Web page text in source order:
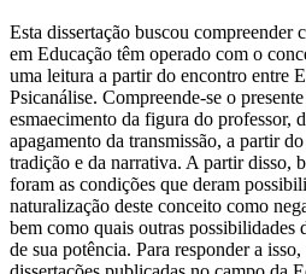
Esta dissertação buscou compreender
em Educação têm operado com o
uma leitura a partir do encontro entre
Psicanálise. Compreende-se o
esmaecimento da figura do professor,
apagamento da transmissão, a partir
tradição e da narrativa. A partir disso,
foram as condições que deram
naturalização deste conceito como
bem como quais outras possibilidades
de sua potência. Para responder a